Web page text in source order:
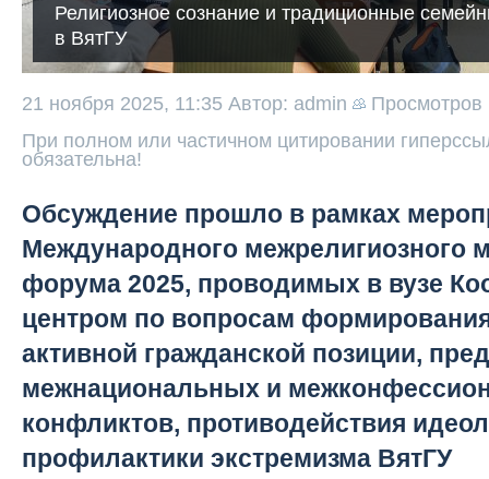
Религиозное сознание и традиционные
в ВятГУ
21 ноября 2025, 11:35 Автор: admin Просмотров
При полном или частичном цитировании
обязательна!
Обсуждение прошло в рамках
Международного межрелигиозного
форума 2025, проводимых в вузе
центром по вопросам
активной гражданской позиции,
межнациональных и
конфликтов, противодействия
профилактики экстремизма ВятГУ